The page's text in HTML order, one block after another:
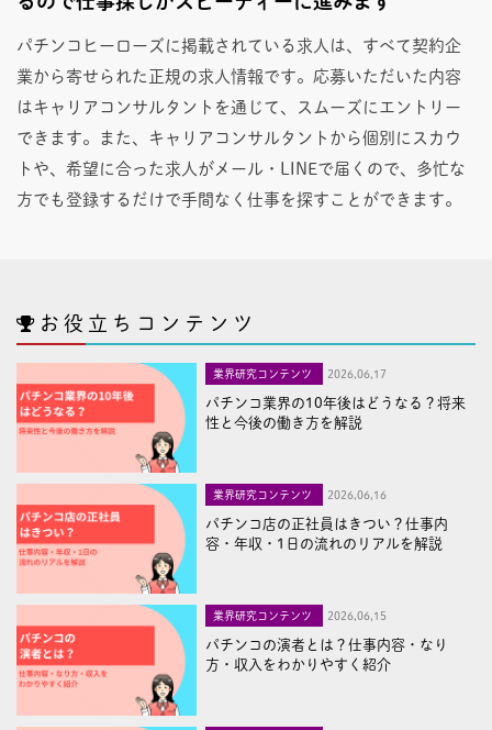
パチンコヒーローズに掲載されている求人は、すべて契約企
業から寄せられた正規の求人情報です。応募いただいた内容
はキャリアコンサルタントを通じて、スムーズにエントリー
できます。また、キャリアコンサルタントから個別にスカウ
トや、希望に合った求人がメール・LINEで届くので、多忙な
方でも登録するだけで手間なく仕事を探すことができます。
お役立ちコンテンツ
業界研究コンテンツ 2026,06,17
パチンコ業界の10年後はどうなる？将来
性と今後の働き方を解説
業界研究コンテンツ 2026,06,16
パチンコ店の正社員はきつい？仕事内
容・年収・1日の流れのリアルを解説
業界研究コンテンツ 2026,06,15
パチンコの演者とは？仕事内容・なり
方・収入をわかりやすく紹介